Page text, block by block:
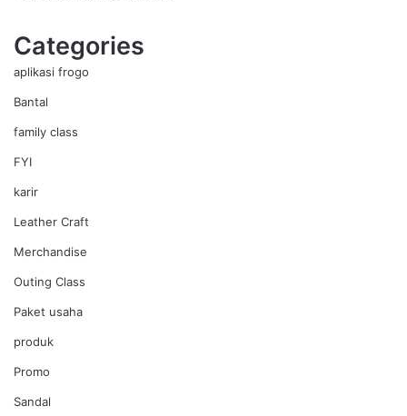
Categories
aplikasi frogo
Bantal
family class
FYI
karir
Leather Craft
Merchandise
Outing Class
Paket usaha
produk
Promo
Sandal